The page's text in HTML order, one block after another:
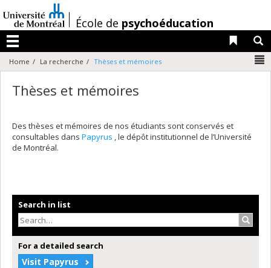
au
contenu
/École de psychoéducation
Menu
Liens
Home La recherche Thèses et mémoires
Thèses et mémoires
Des thèses et mémoires de nos étudiants sont conservés et
consultables dans Papyrus , le dépôt institutionnel de l’Université
de Montréal.
Search in list
For a detailed search
Visit Papyrus